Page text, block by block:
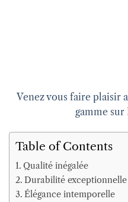
Venez vous faire plaisir
gamme
Table of Contents
Qualité inégalée
Durabilité exceptionnelle
Élégance intemporelle